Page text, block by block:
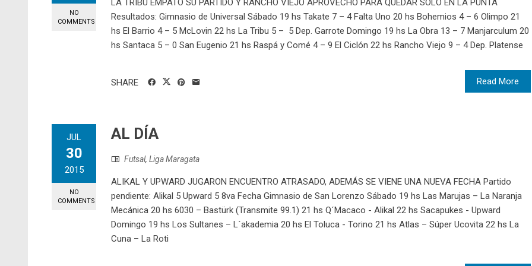
NO
COMMENTS
LA TRIBU EMPATÓ SU PARTIDO Y RANCHO VIEJO APROVECHÓ PARA QUEDAR SOLO EN LA PUNTA
Resultados: Gimnasio de Universal Sábado 19 hs Takate 7 – 4 Falta Uno 20 hs Bohemios 4 – 6 Olimpo 21
hs El Barrio 4 – 5 McLovin 22 hs La Tribu 5 – 5 Dep. Garrote Domingo 19 hs La Obra 13 – 7 Manjarculum 20
hs Santaca 5 – 0 San Eugenio 21 hs Raspá y Comé 4 – 9 El Ciclón 22 hs Rancho Viejo 9 – 4 Dep. Platense
Read More
SHARE
JUL
30
2015
NO
COMMENTS
AL DÍA
Futsal, Liga Maragata
ALIKAL Y UPWARD JUGARON ENCUENTRO ATRASADO, ADEMÁS SE VIENE UNA NUEVA FECHA Partido
pendiente: Alikal 5 Upward 5 8va Fecha Gimnasio de San Lorenzo Sábado 19 hs Las Marujas – La Naranja
Mecánica 20 hs 6030 – Bastürk (Transmite 99.1) 21 hs Q´Macaco - Alikal 22 hs Sacapukes - Upward
Domingo 19 hs Los Sultanes – L´akademia 20 hs El Toluca - Torino 21 hs Atlas – Súper Ucovita 22 hs La
Cuna – La Roti